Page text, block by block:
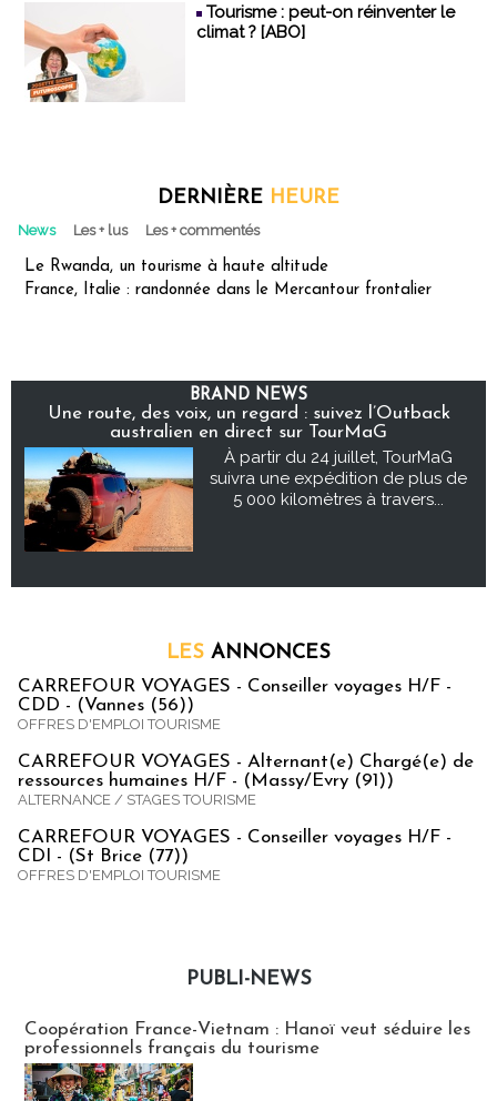
Tourisme : peut-on réinventer le
climat ? [ABO]
DERNIÈRE HEURE
News Les + lus Les + commentés
Le Rwanda, un tourisme à haute altitude
France, Italie : randonnée dans le Mercantour frontalier
BRAND NEWS
Une route, des voix, un regard : suivez l’Outback
australien en direct sur TourMaG
À partir du 24 juillet, TourMaG
suivra une expédition de plus de
5 000 kilomètres à travers...
LES ANNONCES
CARREFOUR VOYAGES - Conseiller voyages H/F -
CDD - (Vannes (56))
OFFRES D'EMPLOI TOURISME
CARREFOUR VOYAGES - Alternant(e) Chargé(e) de
ressources humaines H/F - (Massy/Evry (91))
ALTERNANCE / STAGES TOURISME
CARREFOUR VOYAGES - Conseiller voyages H/F -
CDI - (St Brice (77))
OFFRES D'EMPLOI TOURISME
PUBLI-NEWS
Coopération France-Vietnam : Hanoï veut séduire les
professionnels français du tourisme